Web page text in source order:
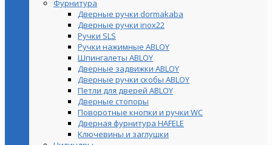
Фурнитура
Дверные ручки dormakaba
Дверные ручки inox22
Ручки SLS
Ручки нажимные ABLOY
Шпингалеты ABLOY
Дверные задвижки ABLOY
Дверные ручки скобы ABLOY
Петли для дверей ABLOY
Дверные стопоры
Поворотные кнопки и ручки WC
Дверная фурнитура HAFELE
Ключевины и заглушки